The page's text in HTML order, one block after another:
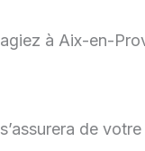
à Aix-en-
de